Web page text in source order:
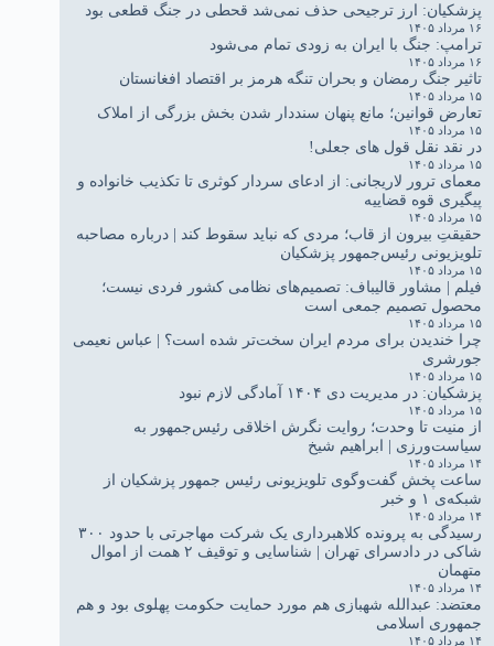
پزشکیان: ارز ترجیحی حذف نمی‌شد قحطی در جنگ قطعی بود
۱۶ مرداد ۱۴۰۵
ترامپ: جنگ با ایران به زودی تمام می‌شود
۱۶ مرداد ۱۴۰۵
تاثیر جنگ رمضان و بحران تنگه هرمز بر اقتصاد افغانستان
۱۵ مرداد ۱۴۰۵
تعارض قوانین؛ مانع پنهان سنددار شدن بخش بزرگی از املاک
۱۵ مرداد ۱۴۰۵
در نقد نقل قول های جعلی!
۱۵ مرداد ۱۴۰۵
معمای ترور لاریجانی: از ادعای سردار کوثری تا تکذیب خانواده و
پیگیری قوه قضاییه
۱۵ مرداد ۱۴۰۵
حقیقتِ بیرون از قاب؛ مردی که نباید سقوط کند | درباره مصاحبه
تلویزیونی رئیس‌جمهور پزشکیان
۱۵ مرداد ۱۴۰۵
فیلم | مشاور قالیباف: تصمیم‌های نظامی کشور فردی نیست؛
محصول تصمیم جمعی است
۱۵ مرداد ۱۴۰۵
چرا خندیدن برای مردم ایران سخت‌تر شده است؟ | عباس نعیمی
جورشری
۱۵ مرداد ۱۴۰۵
پزشکیان: در مدیریت دی ۱۴۰۴ آمادگی لازم نبود
۱۵ مرداد ۱۴۰۵
از منیت تا وحدت؛ روایت نگرش اخلاقی رئیس‌جمهور به
سیاست‌ورزی | ابراهیم شیخ
۱۴ مرداد ۱۴۰۵
ساعت پخش گفت‌وگوی تلویزیونی رئیس جمهور پزشکیان از
شبکه‌ی ۱ و خبر
۱۴ مرداد ۱۴۰۵
رسیدگی به پرونده کلاهبرداری یک شرکت مهاجرتی با حدود ۳۰۰
شاکی در دادسرای تهران | شناسایی و توقیف ۲ همت از اموال
متهمان
۱۴ مرداد ۱۴۰۵
معتضد: عبدالله شهبازی هم مورد حمایت حکومت پهلوی بود و هم
جمهوری اسلامی
۱۴ مرداد ۱۴۰۵